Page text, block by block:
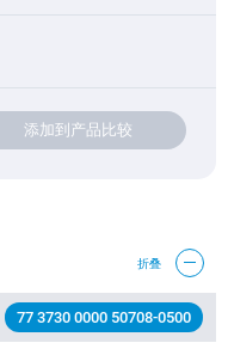
添加到产品比较
折叠
77 3730 0000 50708-0500